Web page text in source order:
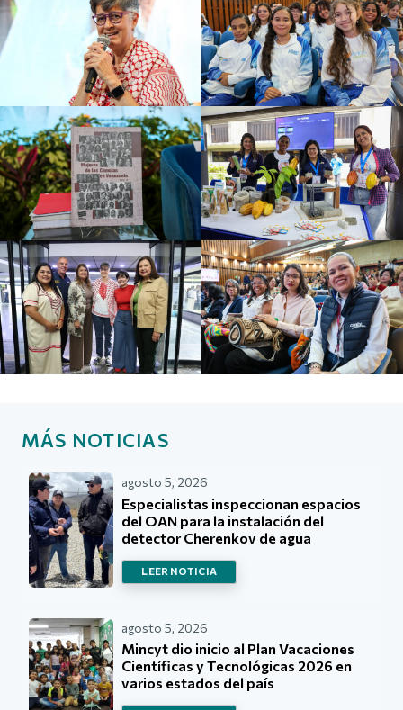
MÁS NOTICIAS
agosto 5, 2026
Especialistas inspeccionan espacios
del OAN para la instalación del
detector Cherenkov de agua
LEER NOTICIA
agosto 5, 2026
Mincyt dio inicio al Plan Vacaciones
Científicas y Tecnológicas 2026 en
varios estados del país